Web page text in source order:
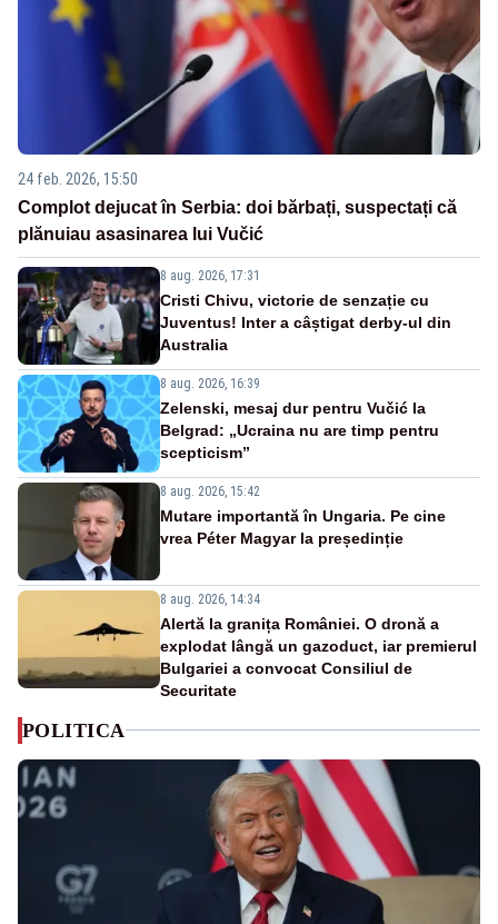
24 feb. 2026, 15:50
Complot dejucat în Serbia: doi bărbați, suspectați că
plănuiau asasinarea lui Vučić
8 aug. 2026, 17:31
Cristi Chivu, victorie de senzație cu
Juventus! Inter a câștigat derby-ul din
Australia
8 aug. 2026, 16:39
Zelenski, mesaj dur pentru Vučić la
Belgrad: „Ucraina nu are timp pentru
scepticism”
8 aug. 2026, 15:42
Mutare importantă în Ungaria. Pe cine
vrea Péter Magyar la președinție
8 aug. 2026, 14:34
Alertă la granița României. O dronă a
explodat lângă un gazoduct, iar premierul
Bulgariei a convocat Consiliul de
Securitate
POLITICA